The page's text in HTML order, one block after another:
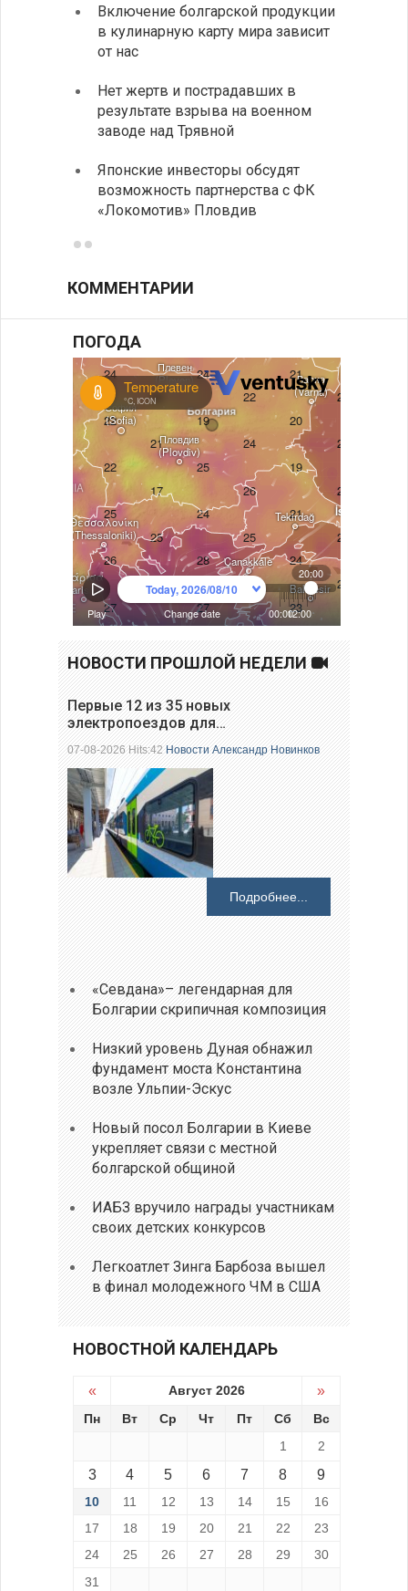
Включение болгарской продукции
в кулинарную карту мира зависит
от нас
Нет жертв и пострадавших в
результате взрыва на военном
заводе над Трявной
Японские инвесторы обсудят
возможность партнерства с ФК
«Локомотив» Пловдив
КОММЕНТАРИИ
ПОГОДА
НОВОСТИ ПРОШЛОЙ НЕДЕЛИ
Первые 12 из 35 новых
электропоездов для…
07-08-2026 Hits:42Новости Александр Новинков
Подробнее...
«Севдана»– легендарная для
Болгарии скрипичная композиция
Низкий уровень Дуная обнажил
фундамент моста Константина
возле Ульпии-Эскус
Новый посол Болгарии в Киеве
укрепляет связи с местной
болгарской общиной
ИАБЗ вручило награды участникам
своих детских конкурсов
Легкоатлет Зинга Барбоза вышел
в финал молодежного ЧМ в США
НОВОСТНОЙ КАЛЕНДАРЬ
« Август 2026 »
Пн Вт Ср Чт Пт Сб
Вс
1
2
3 4 5 6 7 8 9
10 11 12 13 14 15
16
17
18 19 20 21 22
23
24
25 26 27 28 29
30
31